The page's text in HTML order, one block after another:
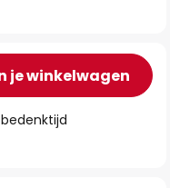
je winkelwagen